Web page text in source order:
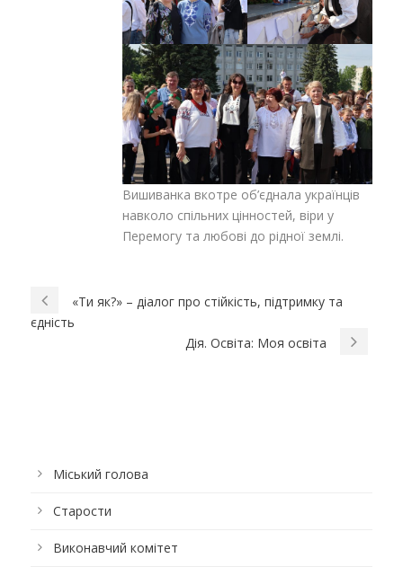
Вишиванка вкотре об’єднала українців
навколо спільних цінностей, віри у
Перемогу та любові до рідної землі.
«Ти як?» – діалог про стійкість, підтримку та
єдність
Дія. Освіта: Моя освіта
Міський голова
Старости
Виконавчий комітет